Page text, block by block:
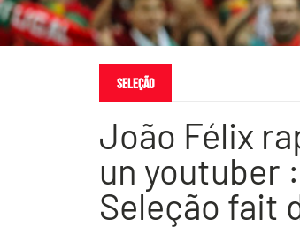
Seleção
João Félix
un youtuber
Seleção fait